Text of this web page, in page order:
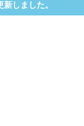
しました。